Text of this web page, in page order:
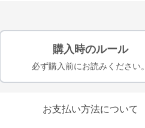
購入時のルール
必ず購入前にお読みください。
お支払い方法について